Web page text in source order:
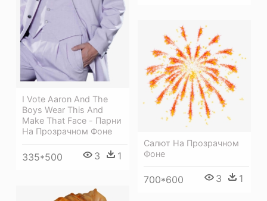
I Vote Aaron And The
Boys Wear This And
Make That Face - Парни
На Прозрачном Фоне
335*500 3 1
Салют На Прозрачном
Фоне
700*600 3 1